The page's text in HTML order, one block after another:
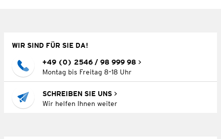
WIR SIND FÜR SIE DA!
+49 (0) 2546 / 98 999 98
Montag bis Freitag 8–18 Uhr
SCHREIBEN SIE UNS
Wir helfen Ihnen weiter